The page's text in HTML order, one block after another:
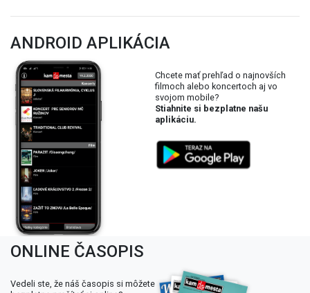
ANDROID APLIKÁCIA
Chcete mať prehľad o najnovších
filmoch alebo koncertoch aj vo
svojom mobile?
Stiahnite si bezplatne našu
aplikáciu.
ONLINE ČASOPIS
Vedeli ste, že náš časopis si môžete